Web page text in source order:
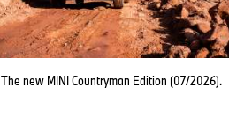
The new MINI Countryman Edition (07/2026).